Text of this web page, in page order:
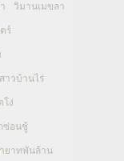
วิมานเมขลา
ร์
าวบ้านไร่
โง่
ซ่อนชู้
ยาทพันล้าน